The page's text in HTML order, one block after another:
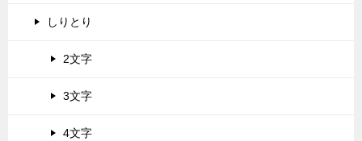
しりとり
2文字
3文字
4文字